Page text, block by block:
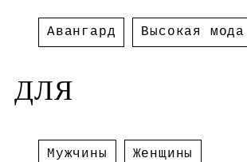
Авангард Высокая мода
ДЛЯ
Мужчины Женщины